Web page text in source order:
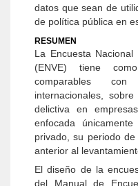
datos que sean de
de política pública en
RESUMEN
La Encuesta
(ENVE) tiene
comparables
internacionales,
delictiva en
enfocada
privado, su periodo
anterior al
El diseño de la
del Manual de